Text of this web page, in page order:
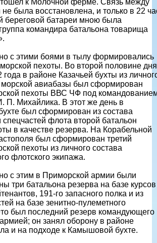
к Молочной ферме. Связь между
была восстановлена, и только в 22
береговой батареи мною была
командира батальона товарища
с этими боями в тылу формировались
пехоты. Во второй половине дня
в районе Казачьей бухты из
морской авиабазы был сформирован
пехоты ВВС ЧФ под
П. Михайлика. В этот же день в
был сформирован из состава
спецчастей флота второй батальон
в качестве резерва. На Корабельной
был сформирован третий
пехоты из личного состава
флотского экипажа.
с этим в Приморской армии были
три батальона резерва на базе курсов
191-го запасного полка и из
на базе зенитно-пулеметного
был последний резерв командующего
он занял оборону в районе
и на подходе к Камышовой бухте.